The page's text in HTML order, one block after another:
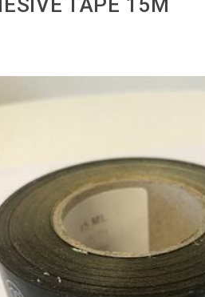
TAPE 15M